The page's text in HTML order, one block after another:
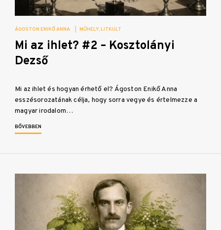
ÁGOSTON ENIKŐ ANNA MŰHELY LITKULT
Mi az ihlet? #2 – Kosztolányi
Dezső
Mi az ihlet és hogyan érhető el? Ágoston Enikő Anna
esszésorozatának célja, hogy sorra vegye és értelmezze a
magyar irodalom…
BŐVEBBEN